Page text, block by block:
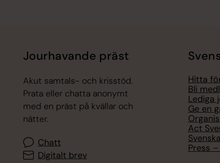
Jourhavande präst
Akut samtals- och krisstöd.
Prata eller chatta anonymt
med en präst på kvällar och
nätter.
Chatt
Digitalt brev
Hitta
Bli
Lediga
Ge en
Act
Press